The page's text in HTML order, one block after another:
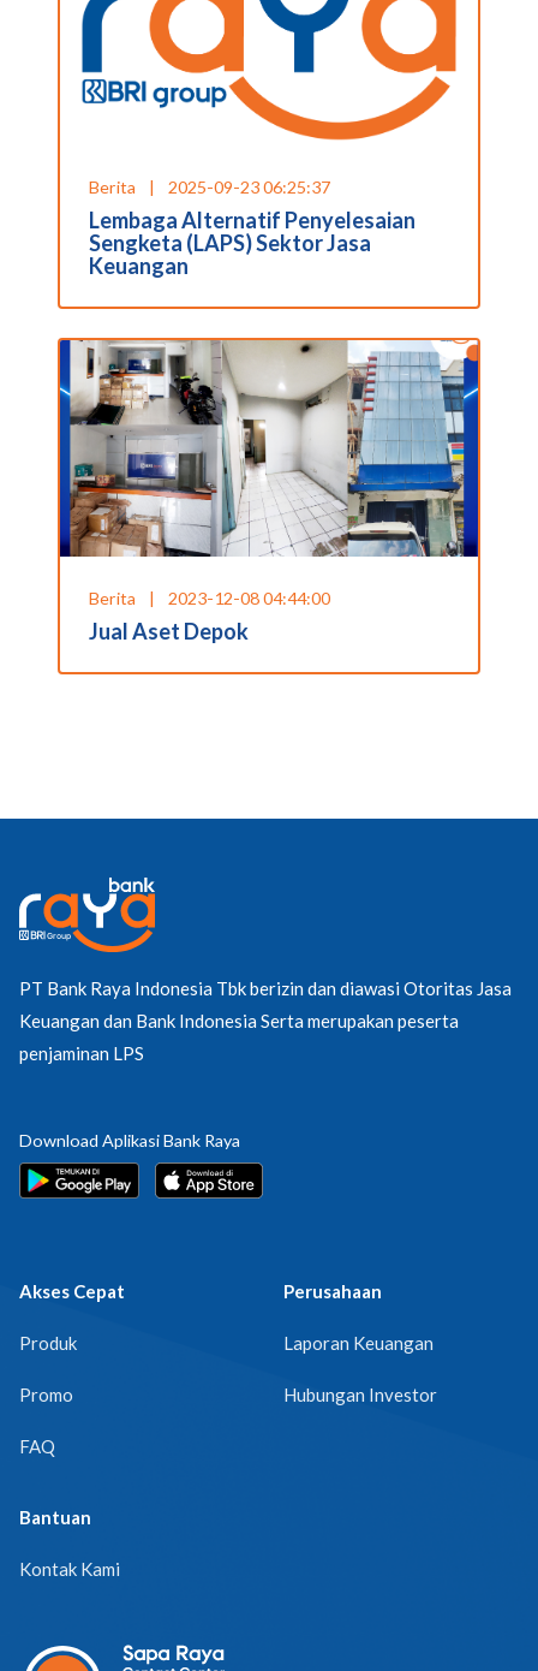
Berita | 2025-09-23 06:25:37
Lembaga Alternatif Penyelesaian
Sengketa (LAPS) Sektor Jasa
Keuangan
Berita | 2023-12-08 04:44:00
Jual Aset Depok
PT Bank Raya Indonesia Tbk berizin dan diawasi Otoritas Jasa
Keuangan dan Bank Indonesia Serta merupakan peserta
penjaminan LPS
Download Aplikasi Bank Raya
Akses Cepat
Produk
Promo
FAQ
Perusahaan
Laporan Keuangan
Hubungan Investor
Bantuan
Kontak Kami